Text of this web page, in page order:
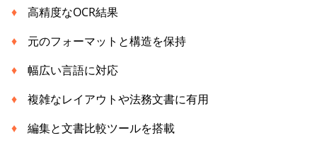
高精度なOCR結果
元のフォーマットと構造を保持
幅広い言語に対応
複雑なレイアウトや法務文書に有用
編集と文書比較ツールを搭載